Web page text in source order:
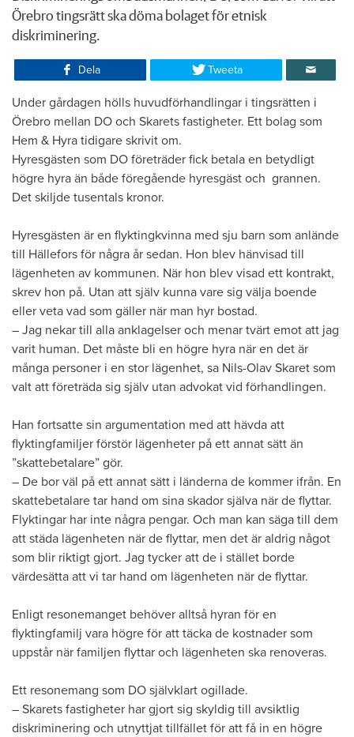
Örebro tingsrätt ska döma bolaget för etnisk
diskriminering.
Dela Tweeta
Under gårdagen hölls huvudförhandlingar i tingsrätten i
Örebro mellan DO och Skarets fastigheter. Ett bolag som
Hem & Hyra tidigare skrivit om.
Hyresgästen som DO företräder fick betala en betydligt
högre hyra än både föregående hyresgäst och grannen.
Det skiljde tusentals kronor.
Hyresgästen är en flyktingkvinna med sju barn som anlände
till Hällefors för några år sedan. Hon blev hänvisad till
lägenheten av kommunen. När hon blev visad ett kontrakt,
skrev hon på. Utan att själv kunna vare sig välja boende
eller veta vad som gäller när man hyr bostad.
– Jag nekar till alla anklagelser och menar tvärt emot att jag
varit human. Det måste bli en högre hyra när en det är
många personer i en stor lägenhet, sa Nils-Olav Skaret som
valt att företräda sig själv utan advokat vid förhandlingen.
Han fortsatte sin argumentation med att hävda att
flyktingfamiljer förstör lägenheter på ett annat sätt än
”skattebetalare” gör.
– De bor väl på ett annat sätt i länderna de kommer ifrån. En
skattebetalare tar hand om sina skador själva när de flyttar.
Flyktingar har inte några pengar. Och man kan säga till dem
att städa lägenheten när de flyttar, men det är aldrig något
som blir riktigt gjort. Jag tycker att de i stället borde
värdesätta att vi tar hand om lägenheten när de flyttar.
Enligt resonemanget behöver alltså hyran för en
flyktingfamilj vara högre för att täcka de kostnader som
uppstår när familjen flyttar och lägenheten ska renoveras.
Ett resonemang som DO självklart ogillade.
– Skarets fastigheter har gjort sig skyldig till avsiktlig
diskriminering och utnyttjat tillfället för att få in en högre